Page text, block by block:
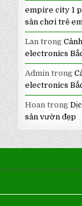
empire city 1
sân chơi trẻ
Lantrong
electronics
Admintrong
electronics
Hoantrong
sân vườn đẹp